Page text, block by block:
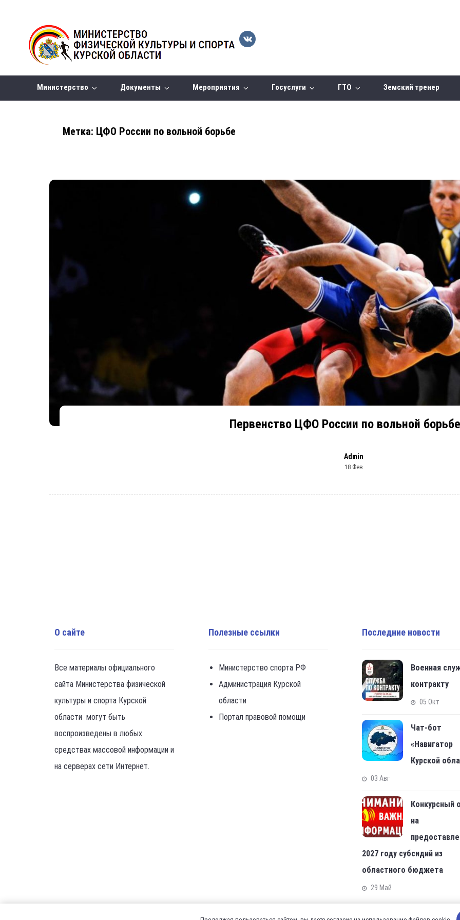
Министерство Документы Мероприятия Госуслуги ГТО Земский тренер
Метка: ЦФО России по вольной борьбе
Первенство ЦФО России по вольной борьбе
Admin
18 Фев
О сайте
Все материалы официального
сайта Министерства физической
культуры и спорта Курской
области могут быть
воспроизведены в любых
средствах массовой информации и
на серверах сети Интернет.
Полезные ссылки
Министерство спорта РФ
Администрация Курской
области
Портал правовой помощи
Последние новости
Военная
контракту
05 Окт
Чат-бот
«Навигатор
Курской
03 Авг
Конкурсный
на
2027 году субсидий из
областного бюджета
29 Май